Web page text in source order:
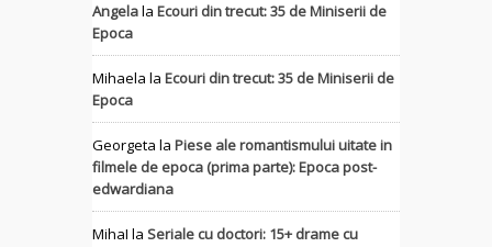
Angelala Ecouri din trecut: 35 de Miniserii de
Epoca
Mihaela la Ecouri din trecut: 35 de Miniserii de
Epoca
Georgeta la Piese ale romantismului uitate in
filmele de epoca (prima parte): Epoca post-
edwardiana
MihaI la Seriale cu doctori: 15+ drame cu